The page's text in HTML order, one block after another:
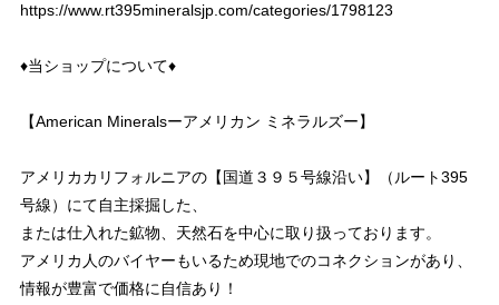
https://www.rt395mineralsjp.com/categories/1798123
♦︎当ショップについて♦︎
【American Mineralsーアメリカン ミネラルズー】
アメリカカリフォルニアの【国道３９５号線沿い】（ルート395
号線）にて自主採掘した、
または仕入れた鉱物、天然石を中心に取り扱っております。
アメリカ人のバイヤーもいるため現地でのコネクションがあり、
情報が豊富で価格に自信あり！